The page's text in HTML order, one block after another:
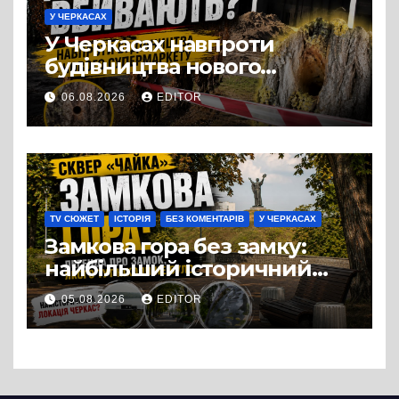
У ЧЕРКАСАХ
У Черкасах навпроти
будівництва нового
супермаркету VARUS на
проспекті Перемоги всохли
дерева. І це навряд чи
можна назвати
випадковістю
06.08.2026 EDITOR
TV СЮЖЕТ ІСТОРІЯ БЕЗ КОМЕНТАРІВ У ЧЕРКАСАХ
Замкова гора без замку:
найбільший історичний
міф Черкас
05.08.2026 EDITOR